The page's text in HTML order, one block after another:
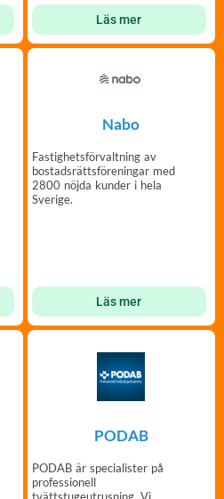
Läs mer
Nabo
Fastighetsförvaltning av
bostadsrättsföreningar med
2800 nöjda kunder i hela
Sverige.
Läs mer
PODAB
PODAB är specialister på
professionell
tvättstugeutrusning. Vi